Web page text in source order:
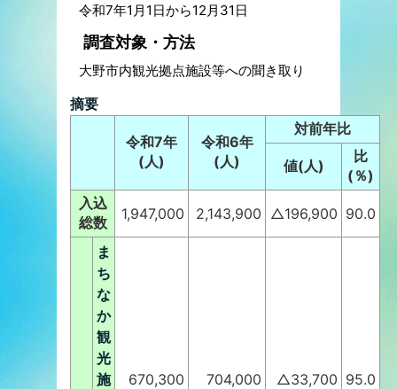
令和7年1月1日から12月31日
調査対象・方法
大野市内観光拠点施設等への聞き取り
摘要
令和7年
(人)
令和6年
(人)
対前年比
値(人)
比
(％)
入込
総数
1,947,000 2,143,900 △196,900 90.0
ま
ち
な
か
観
光
施
670,300 704,000 △33,700 95.0